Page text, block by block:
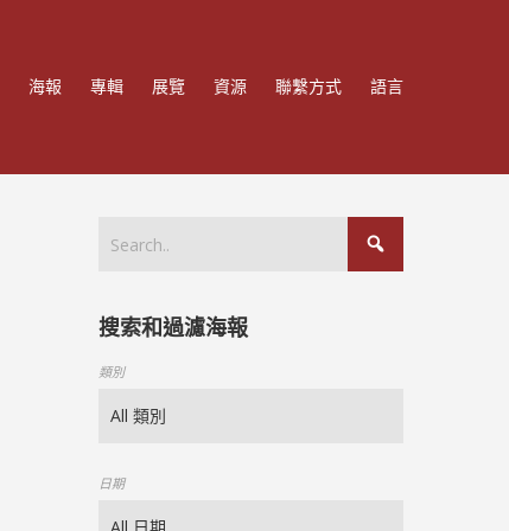
海報 專輯 展覽 資源 聯繫方式 語言
搜索和過濾海報
類別
日期